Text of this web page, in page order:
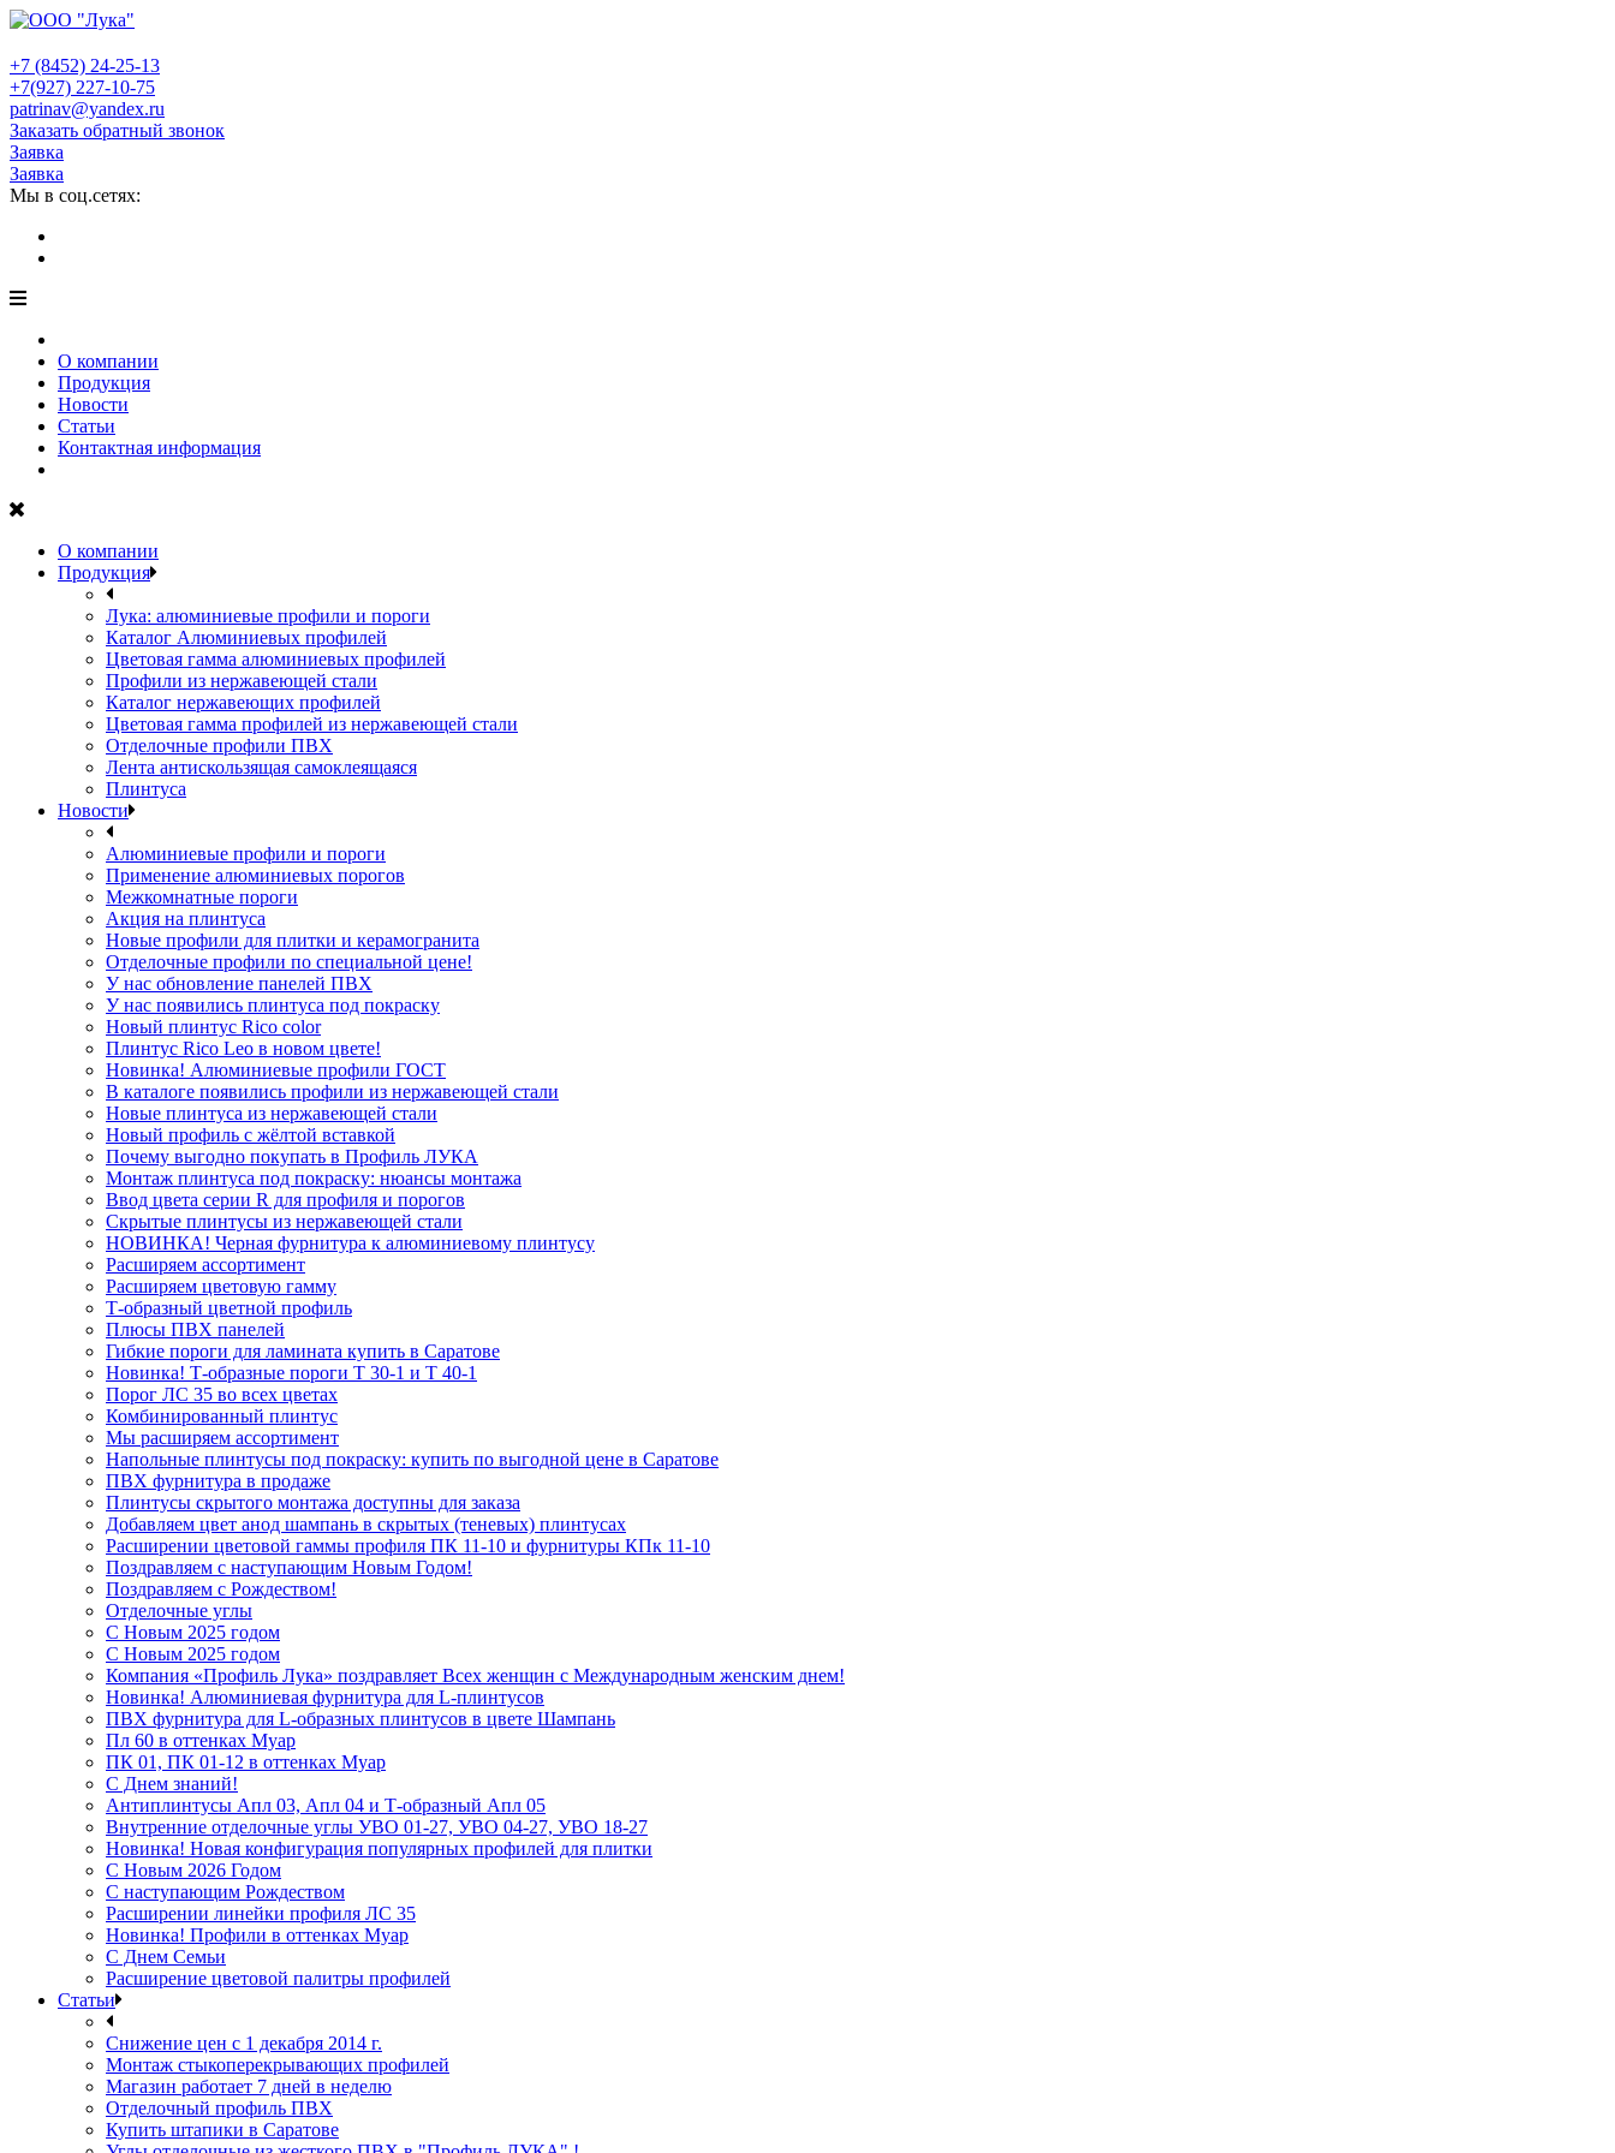
+7 (8452) 24-25-13
+7(927) 227-10-75
patrinav@yandex.ru
Заказать обратный звонок
Заявка
Заявка
Мы в соц.сетях:
О компании
Продукция
Новости
Статьи
Контактная информация
О компании
Продукция
Лука: алюминиевые профили и пороги
Каталог Алюминиевых профилей
Цветовая гамма алюминиевых профилей
Профили из нержавеющей стали
Каталог нержавеющих профилей
Цветовая гамма профилей из нержавеющей стали
Отделочные профили ПВХ
Лента антискользящая самоклеящаяся
Плинтуса
Новости
Алюминиевые профили и пороги
Применение алюминиевых порогов
Межкомнатные пороги
Акция на плинтуса
Новые профили для плитки и керамогранита
Отделочные профили по специальной цене!
У нас обновление панелей ПВХ
У нас появились плинтуса под покраску
Новый плинтус Rico color
Плинтус Rico Leo в новом цвете!
Новинка! Алюминиевые профили ГОСТ
В каталоге появились профили из нержавеющей стали
Новые плинтуса из нержавеющей стали
Новый профиль с жёлтой вставкой
Почему выгодно покупать в Профиль ЛУКА
Монтаж плинтуса под покраску: нюансы монтажа
Ввод цвета серии R для профиля и порогов
Скрытые плинтусы из нержавеющей стали
НОВИНКА! Черная фурнитура к алюминиевому плинтусу
Расширяем ассортимент
Расширяем цветовую гамму
Т-образный цветной профиль
Плюсы ПВХ панелей
Гибкие пороги для ламината купить в Саратове
Новинка! Т-образные пороги Т 30-1 и Т 40-1
Порог ЛС 35 во всех цветах
Комбинированный плинтус
Мы расширяем ассортимент
Напольные плинтусы под покраску: купить по выгодной цене в Саратове
ПВХ фурнитура в продаже
Плинтусы скрытого монтажа доступны для заказа
Добавляем цвет анод шампань в скрытых (теневых) плинтусах
Расширении цветовой гаммы профиля ПК 11-10 и фурнитуры КПк 11-10
Поздравляем с наступающим Новым Годом!
Поздравляем с Рождеством!
Отделочные углы
С Новым 2025 годом
С Новым 2025 годом
Компания «Профиль Лука» поздравляет Всех женщин с Международным женским днем!
Новинка! Алюминиевая фурнитура для L-плинтусов
ПВХ фурнитура для L-образных плинтусов в цвете Шампань
Пл 60 в оттенках Муар
ПК 01, ПК 01-12 в оттенках Муар
С Днем знаний!
Антиплинтусы Апл 03, Апл 04 и Т-образный Апл 05
Внутренние отделочные углы УВО 01-27, УВО 04-27, УВО 18-27
Новинка! Новая конфигурация популярных профилей для плитки
С Новым 2026 Годом
С наступающим Рождеством
Расширении линейки профиля ЛС 35
Новинка! Профили в оттенках Муар
С Днем Семьи
Расширение цветовой палитры профилей
Статьи
Снижение цен с 1 декабря 2014 г.
Монтаж стыкоперекрывающих профилей
Магазин работает 7 дней в неделю
Отделочный профиль ПВХ
Купить штапики в Саратове